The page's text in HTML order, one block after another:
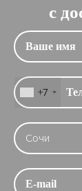
с
+7